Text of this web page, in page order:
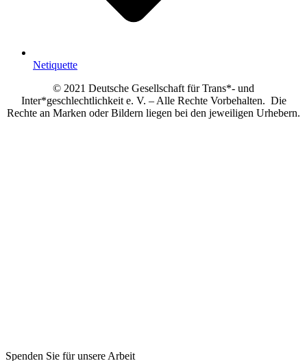
Netiquette
© 2021 Deutsche Gesellschaft für Trans*- und
Inter*geschlechtlichkeit e. V. – Alle Rechte Vorbehalten. Die
Rechte an Marken oder Bildern liegen bei den jeweiligen Urhebern.
Spenden Sie für unsere Arbeit